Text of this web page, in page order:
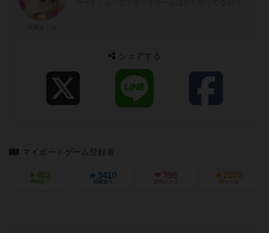
シェアする
マイボードゲーム登録者
402
興味あり
3410
経験あり
396
お気に入り
2070
持ってる